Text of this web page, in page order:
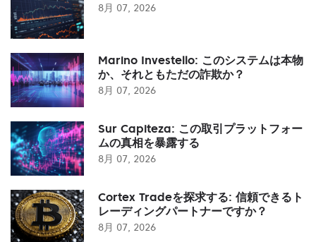
8月 07, 2026
Marino Investello: このシステムは本物
か、それともただの詐欺か？
8月 07, 2026
Sur Capiteza: この取引プラットフォー
ムの真相を暴露する
8月 07, 2026
Cortex Tradeを探求する: 信頼できるト
レーディングパートナーですか？
8月 07, 2026